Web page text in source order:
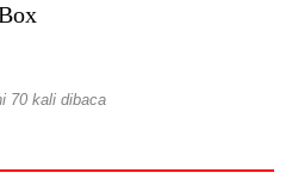
70 kali dibaca